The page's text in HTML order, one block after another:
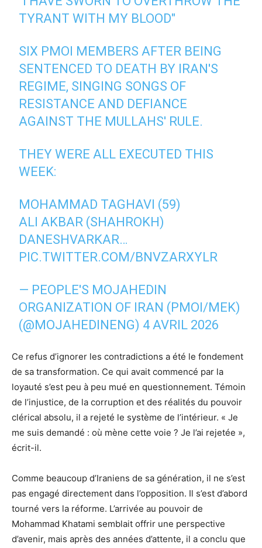
TYRANT WITH MY BLOOD"
SIX PMOI MEMBERS AFTER BEING
SENTENCED TO DEATH BY IRAN'S
REGIME, SINGING SONGS OF
RESISTANCE AND DEFIANCE
AGAINST THE MULLAHS' RULE.
THEY WERE ALL EXECUTED THIS
WEEK:
MOHAMMAD TAGHAVI (59)
ALI AKBAR (SHAHROKH)
DANESHVARKAR…
PIC.TWITTER.COM/BNVZARXYLR
— PEOPLE'S MOJAHEDIN
ORGANIZATION OF IRAN (PMOI/MEK)
(@MOJAHEDINENG) 4 AVRIL 2026
Ce refus d’ignorer les contradictions a été le fondement
de sa transformation. Ce qui avait commencé par la
loyauté s’est peu à peu mué en questionnement. Témoin
de l’injustice, de la corruption et des réalités du pouvoir
clérical absolu, il a rejeté le système de l’intérieur. « Je
me suis demandé : où mène cette voie ? Je l’ai rejetée »,
écrit-il.
Comme beaucoup d’Iraniens de sa génération, il ne s’est
pas engagé directement dans l’opposition. Il s’est d’abord
tourné vers la réforme. L’arrivée au pouvoir de
Mohammad Khatami semblait offrir une perspective
d’avenir, mais après des années d’attente, il a conclu que